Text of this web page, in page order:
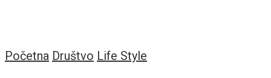
Početna Društvo Life Style